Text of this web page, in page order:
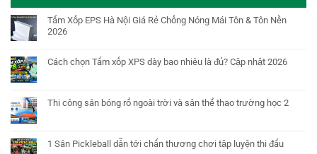
Tấm Xốp EPS Hà Nội Giá Rẻ Chống Nóng Mái Tôn & Tôn Nền
2026
Cách chọn Tấm xốp XPS dày bao nhiêu là đủ? Cập nhật 2026
Thi công sân bóng rổ ngoài trời và sân thể thao trường học 2
1 Sân Pickleball dẫn tới chấn thương chơi tập luyện thi đấu